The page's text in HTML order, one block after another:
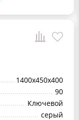
1400x450x400
90
Ключевой
серый